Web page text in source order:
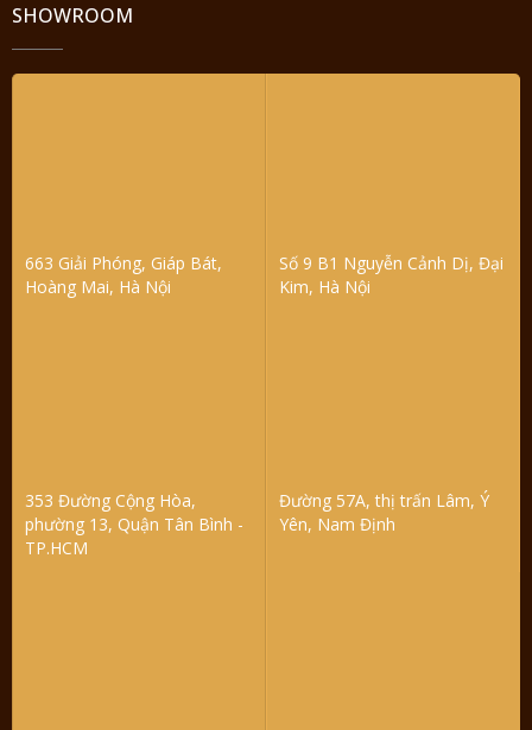
SHOWROOM
663 Giải Phóng, Giáp Bát,
Hoàng Mai, Hà Nội
Số 9 B1 Nguyễn Cảnh Dị, Đại
Kim, Hà Nội
353 Đường Cộng Hòa,
phường 13, Quận Tân Bình -
TP.HCM
Đường 57A, thị trấn Lâm, Ý
Yên, Nam Định